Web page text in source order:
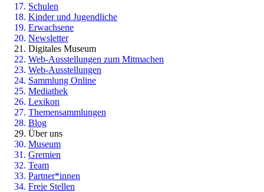
Schulen
Kinder und Jugendliche
Erwachsene
Newsletter
Digitales Museum
Web-Ausstellungen zum Mitmachen
Web-Ausstellungen
Sammlung Online
Mediathek
Lexikon
Themensammlungen
Blog
Über uns
Museum
Gremien
Team
Partner*innen
Freie Stellen